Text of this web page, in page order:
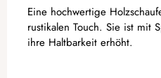
Eine hochwertige
rustikalen Touch. Sie ist mit
ihre Haltbarkeit erhöht.